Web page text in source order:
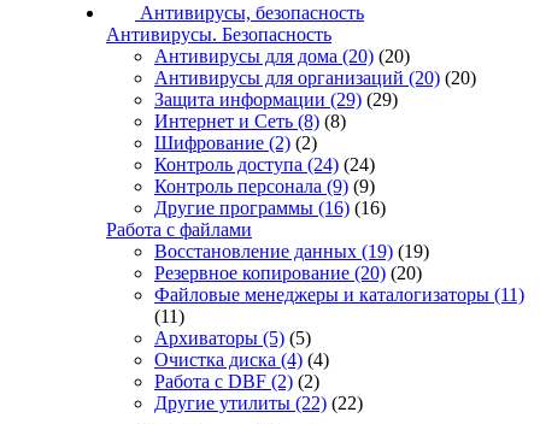
Антивирусы, безопасность
Антивирусы. Безопасность
Антивирусы для дома (20) (20)
Антивирусы для организаций (20) (20)
Защита информации (29) (29)
Интернет и Сеть (8) (8)
Шифрование (2) (2)
Контроль доступа (24) (24)
Контроль персонала (9) (9)
Другие программы (16) (16)
Работа с файлами
Восстановление данных (19) (19)
Резервное копирование (20) (20)
Файловые менеджеры и каталогизаторы (11)
(11)
Архиваторы (5) (5)
Очистка диска (4) (4)
Работа с DBF (2) (2)
Другие утилиты (22) (22)